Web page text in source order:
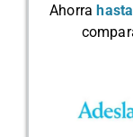
Ahorra